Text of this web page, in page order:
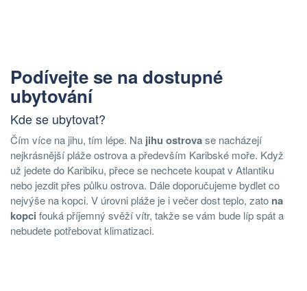
Podívejte se na dostupné
ubytování
Kde se ubytovat?
Čím více na jihu, tím lépe. Na jihu ostrovase nacházejí
nejkrásnější pláže ostrova a především Karibské moře. Když
už jedete do Karibiku, přece se nechcete koupat v Atlantiku
nebo jezdit přes půlku ostrova. Dále doporučujeme bydlet co
nejvýše na kopci. V úrovni pláže je i večer dost teplo, zato na
kopci fouká příjemný svěží vítr, takže se vám bude líp spát a
nebudete potřebovat klimatizaci.